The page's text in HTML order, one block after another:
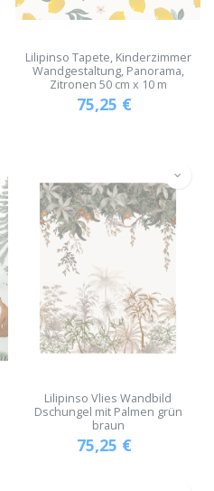
Lilipinso Tapete, Kinderzimmer
Wandgestaltung, Panorama,
Zitronen 50 cm x 10 m
75,25 €
Lilipinso Vlies Wandbild
Dschungel mit Palmen grün
braun
75,25 €